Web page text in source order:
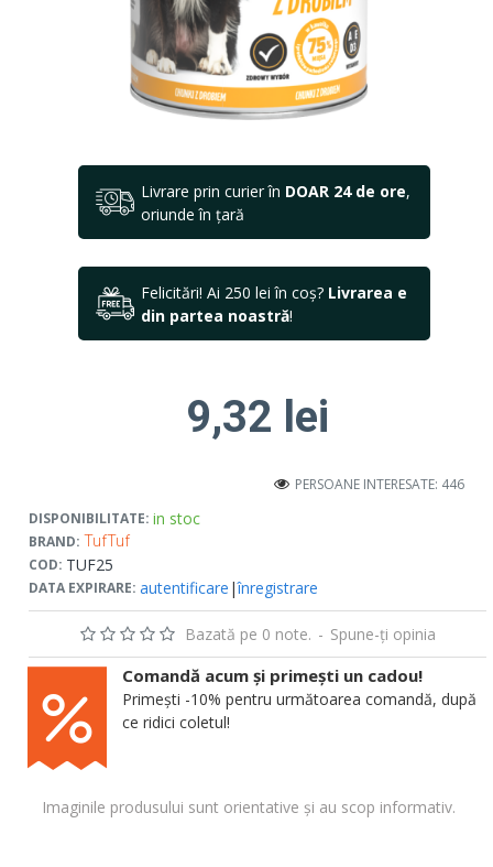
Livrare prin curier în DOAR 24 de ore,
oriunde în țară
Felicitări! Ai 250 lei în coș? Livrarea e
din partea noastră!
DISPONIBILITATE: in stoc
BRAND: TufTuf
COD: TUF25
DATA EXPIRARE: autentificare |înregistrare
PERSOANE INTERESATE: 446
Bazată pe 0 note. - Spune-ţi opinia
9,32 lei
Imaginile produsului sunt orientative și au scop informativ.
Comandă acum și primești un cadou!
Primești -10% pentru următoarea comandă, după
ce ridici coletul!